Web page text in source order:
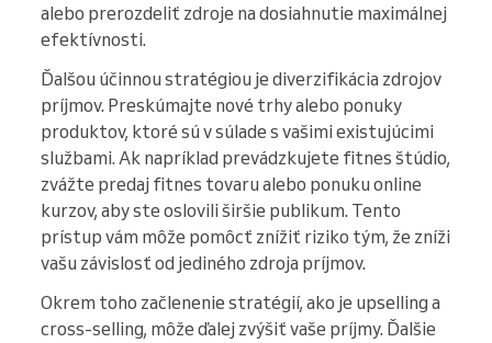
alebo prerozdeliť zdroje na dosiahnutie maximálnej
efektívnosti.
Ďalšou účinnou stratégiou je diverzifikácia zdrojov
príjmov. Preskúmajte nové trhy alebo ponuky
produktov, ktoré sú v súlade s vašimi existujúcimi
službami. Ak napríklad prevádzkujete fitnes štúdio,
zvážte predaj fitnes tovaru alebo ponuku online
kurzov, aby ste oslovili širšie publikum. Tento
prístup vám môže pomôcť znížiť riziko tým, že zníži
vašu závislosť od jediného zdroja príjmov.
Okrem toho začlenenie stratégií, ako je upselling a
cross-selling, môže ďalej zvýšiť vaše príjmy. Ďalšie